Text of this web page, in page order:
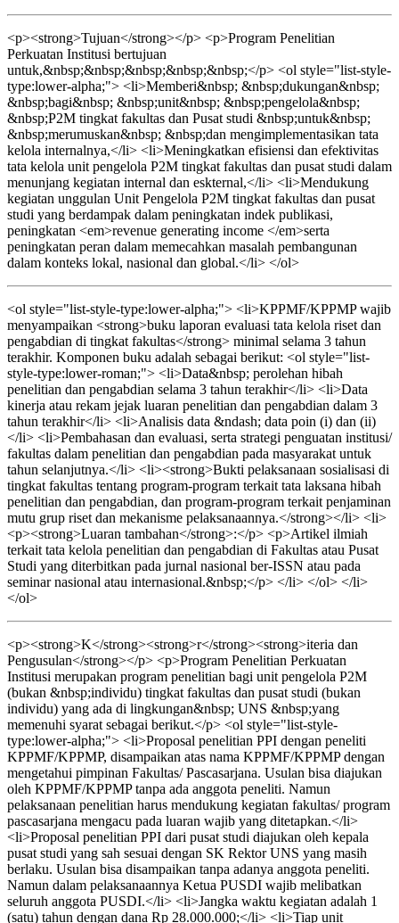
<p><strong>Tujuan</strong></p> <p>Program Penelitian
Perkuatan Institusi bertujuan
untuk,&nbsp;&nbsp;&nbsp;&nbsp;&nbsp;</p> <ol style="list-style-
type:lower-alpha;"> <li>Memberi&nbsp; &nbsp;dukungan&nbsp;
&nbsp;bagi&nbsp; &nbsp;unit&nbsp; &nbsp;pengelola&nbsp;
&nbsp;P2M tingkat fakultas dan Pusat studi &nbsp;untuk&nbsp;
&nbsp;merumuskan&nbsp; &nbsp;dan mengimplementasikan tata
kelola internalnya,</li> <li>Meningkatkan efisiensi dan efektivitas
tata kelola unit pengelola P2M tingkat fakultas dan pusat studi dalam
menunjang kegiatan internal dan eskternal,</li> <li>Mendukung
kegiatan unggulan Unit Pengelola P2M tingkat fakultas dan pusat
studi yang berdampak dalam peningkatan indek publikasi,
peningkatan <em>revenue generating income </em>serta
peningkatan peran dalam memecahkan masalah pembangunan
dalam konteks lokal, nasional dan global.</li> </ol>
<ol style="list-style-type:lower-alpha;"> <li>KPPMF/KPPMP wajib
menyampaikan <strong>buku laporan evaluasi tata kelola riset dan
pengabdian di tingkat fakultas</strong> minimal selama 3 tahun
terakhir. Komponen buku adalah sebagai berikut: <ol style="list-
style-type:lower-roman;"> <li>Data&nbsp; perolehan hibah
penelitian dan pengabdian selama 3 tahun terakhir</li> <li>Data
kinerja atau rekam jejak luaran penelitian dan pengabdian dalam 3
tahun terakhir</li> <li>Analisis data &ndash; data poin (i) dan (ii)
</li> <li>Pembahasan dan evaluasi, serta strategi penguatan institusi/
fakultas dalam penelitian dan pengabdian pada masyarakat untuk
tahun selanjutnya.</li> <li><strong>Bukti pelaksanaan sosialisasi di
tingkat fakultas tentang program-program terkait tata laksana hibah
penelitian dan pengabdian, dan program-program terkait penjaminan
mutu grup riset dan mekanisme pelaksanaannya.</strong></li> <li>
<p><strong>Luaran tambahan</strong>:</p> <p>Artikel ilmiah
terkait tata kelola penelitian dan pengabdian di Fakultas atau Pusat
Studi yang diterbitkan pada jurnal nasional ber-ISSN atau pada
seminar nasional atau internasional.&nbsp;</p> </li> </ol> </li>
</ol>
<p><strong>K</strong><strong>r</strong><strong>iteria dan
Pengusulan</strong></p> <p>Program Penelitian Perkuatan
Institusi merupakan program penelitian bagi unit pengelola P2M
(bukan &nbsp;individu) tingkat fakultas dan pusat studi (bukan
individu) yang ada di lingkungan&nbsp; UNS &nbsp;yang
memenuhi syarat sebagai berikut.</p> <ol style="list-style-
type:lower-alpha;"> <li>Proposal penelitian PPI dengan peneliti
KPPMF/KPPMP, disampaikan atas nama KPPMF/KPPMP dengan
mengetahui pimpinan Fakultas/ Pascasarjana. Usulan bisa diajukan
oleh KPPMF/KPPMP tanpa ada anggota peneliti. Namun
pelaksanaan penelitian harus mendukung kegiatan fakultas/ program
pascasarjana mengacu pada luaran wajib yang ditetapkan.</li>
<li>Proposal penelitian PPI dari pusat studi diajukan oleh kepala
pusat studi yang sah sesuai dengan SK Rektor UNS yang masih
berlaku. Usulan bisa disampaikan tanpa adanya anggota peneliti.
Namun dalam pelaksanaannya Ketua PUSDI wajib melibatkan
seluruh anggota PUSDI.</li> <li>Jangka waktu kegiatan adalah 1
(satu) tahun dengan dana Rp 28.000.000;</li> <li>Tiap unit